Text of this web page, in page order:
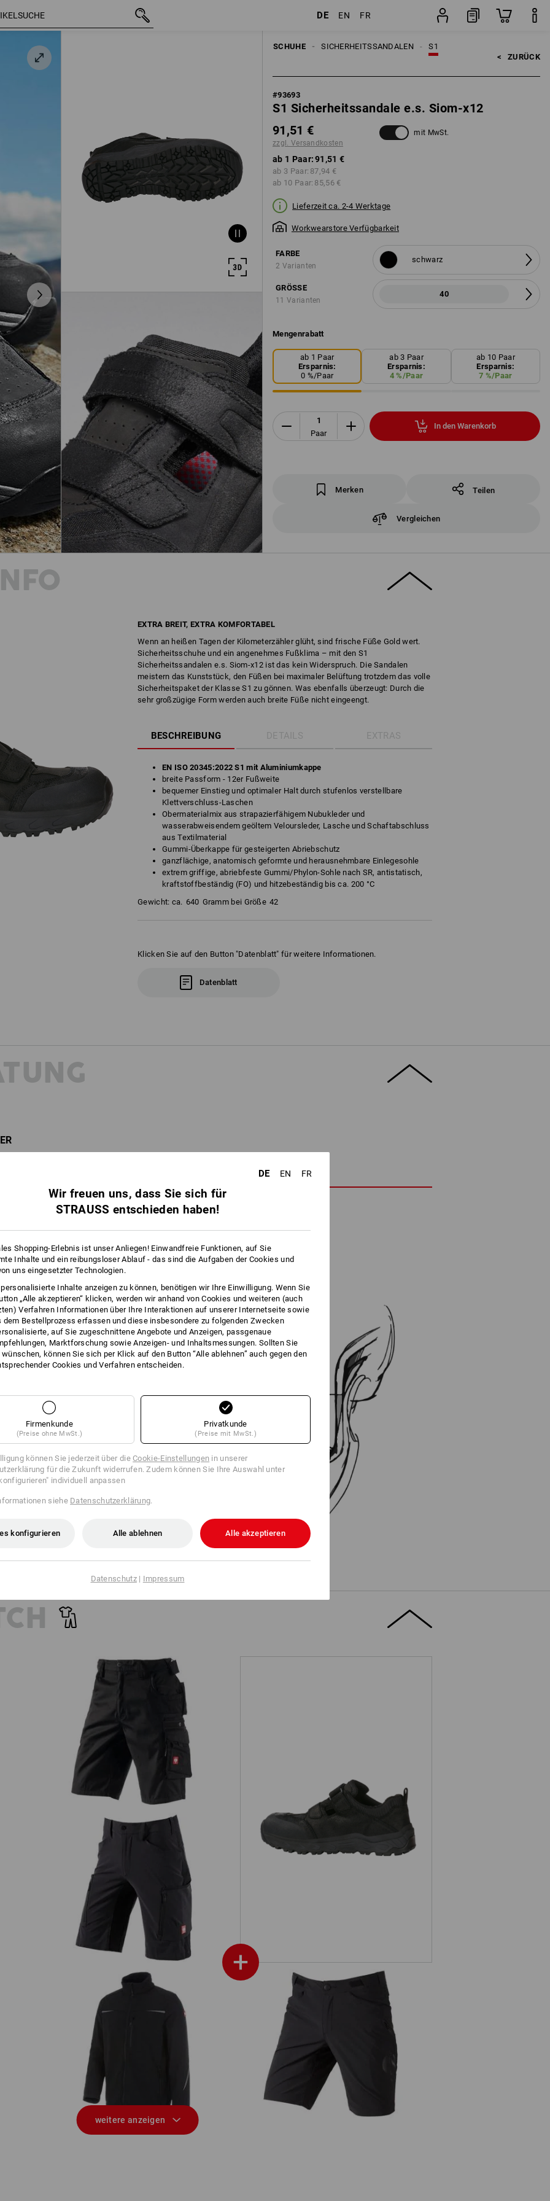
DE EN FR
SCHUHE S1
SICHERHEITSSANDALEN
< ZURÜCK
#93693
S1 Sicherheitssandale e.s. Siom-x12
91,51 €
zzgl. Versandkosten
mit MwSt.
ab 1 Paar:91,51 €
ab 3 Paar: 87,94 €
ab 10 Paar: 85,56 €
Lieferzeit ca. 2-4 Werktage
Workwearstore Verfügbarkeit
FARBE
2 Varianten
schwarz
GRÖSSE
11 Varianten
40
Mengenrabatt
ab 1 Paar
Ersparnis:
0 %/Paar
ab 3 Paar
Ersparnis:
4 %/Paar
ab 10 Paar
Ersparnis:
7 %/Paar
Paar
In den Warenkorb
Merken Teilen
Vergleichen
40
EXTRA BREIT, EXTRA KOMFORTABEL
Wenn an heißen Tagen der Kilometerzähler glüht, sind frische Füße Gold wert.
Sicherheitsschuhe und ein angenehmes Fußklima – mit den S1
Sicherheitssandalen e.s. Siom-x12 ist das kein Widerspruch. Die Sandalen
meistern das Kunststück, den Füßen bei maximaler Belüftung trotzdem das volle
Sicherheitspaket der Klasse S1 zu gönnen. Was ebenfalls überzeugt: Durch die
sehr großzügige Form werden auch breite Füße nicht eingeengt.
BESCHREIBUNG DETAILS EXTRAS
EN ISO 20345:2022 S1 mit Aluminiumkappe
breite Passform - 12er Fußweite
bequemer Einstieg und optimaler Halt durch stufenlos verstellbare
Klettverschluss-Laschen
Obermaterialmix aus strapazierfähigem Nubukleder und
wasserabweisendem geöltem Veloursleder, Lasche und Schaftabschluss
aus Textilmaterial
Gummi-Überkappe für gesteigerten Abriebschutz
ganzflächige, anatomisch geformte und herausnehmbare Einlegesohle
extrem griffige, abriebfeste Gummi/Phylon-Sohle nach SR, antistatisch,
kraftstoffbeständig (FO) und hitzebeständig bis ca. 200 °C
Gewicht: ca. 640 Gramm bei Größe 42
Klicken Sie auf den Button "Datenblatt" für weitere Informationen.
Datenblatt
perfekten Schuh
ZUM
Verraten Sie uns
Der
persönlichen Top
S1 Sicherheitssandale e.s. Siom-x12
+
Short e.s.motion
Short e.s.vision stretch, Herren
Softshelljacke e.s.motion 2020 Funktions Short e.s.trail
weitere anzeigen
DE EN FR
Wir freuen uns, dass Sie sich für
STRAUSS entschieden haben!
Shopping-Erlebnis ist unser Anliegen! Einwandfreie Funktionen, auf Sie
Inhalte und ein reibungsloser Ablauf - das sind die Aufgaben der Cookies und
uns eingesetzter Technologien.
Inhalte anzeigen zu können, benötigen wir Ihre Einwilligung. Wenn Sie
„Alle akzeptieren“ klicken, werden wir anhand von Cookies und weiteren (auch
Verfahren Informationen über Ihre Interaktionen auf unserer Internetseite sowie
dem Bestellprozess erfassen und diese insbesondere zu folgenden Zwecken
auf Sie zugeschnittene Angebote und Anzeigen, passgenaue
Marktforschung sowie Anzeigen- und Inhaltsmessungen. Sollten Sie
können Sie sich per Klick auf den Button “Alle ablehnen” auch gegen den
Cookies und Verfahren entscheiden.
Firmenkunde
(Preise ohne MwSt.)
Privatkunde
(Preise mit MwSt.)
können Sie jederzeit über dieCookie-Einstellungen in unserer
für die Zukunft widerrufen. Zudem können Sie Ihre Auswahl unter
individuell anpassen
siehe Datenschutzerklärung.
konfigurieren Alle ablehnen Alle akzeptieren
Datenschutz| Impressum